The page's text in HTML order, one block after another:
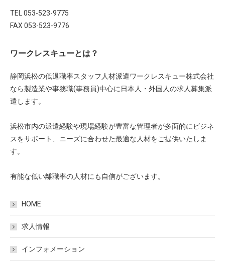
TEL 053-523-9775
FAX 053-523-9776
ワークレスキューとは？
静岡浜松の低退職率スタッフ人材派遣ワークレスキュー株式会社
なら製造業や事務職(事務員)中心に日本人・外国人の求人募集派
遣します。
浜松市内の派遣経験や現場経験が豊富な管理者が多面的にビジネ
スをサポート、ニーズに合わせた最適な人材をご提供いたしま
す。
有能な低い離職率の人材にも自信がございます。
HOME
求人情報
インフォメーション